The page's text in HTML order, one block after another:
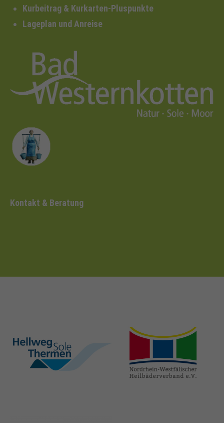
Kurbeitrag & Kurkarten-Pluspunkte
Lageplan und Anreise
Kontakt & Beratung
hellweg-sole-
thermen.de
heilbaeder.de